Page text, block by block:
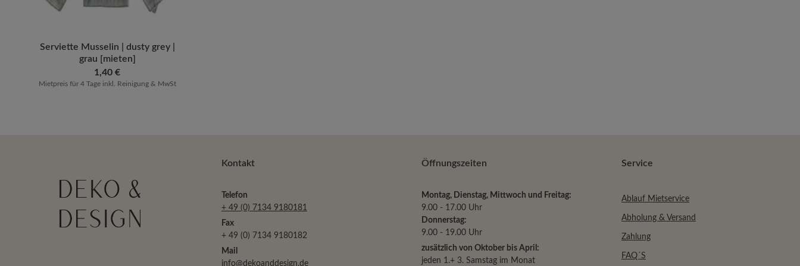
Produkt Anzahl: Gib den gewünschten Wert ein oder benutze die Schaltflächen um die Anzahl zu erhöhen oder zu
Serviette Musselin | dusty grey |
grau [mieten]
Regulärer Preis:
1,40 €
Mietpreis für 4 Tage inkl. Reinigung & MwSt
Kontakt
Telefon
+ 49 (0) 7134 9180181
Fax
+ 49 (0) 7134 9180182
Mail
info@dekoanddesign.de
Öffnungszeiten
Montag, Dienstag, Mittwoch und Freitag:
9.00 - 17.00 Uhr
Donnerstag:
9.00 - 19.00 Uhr
zusätzlich von Oktober bis April:
jeden 1.+ 3. Samstag im Monat
Service
Ablauf Mietservice
Abholung & Versand
Zahlung
FAQ´S